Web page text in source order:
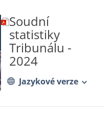
Soudní
statistiky
Tribunálu -
2024
(dokument
ve
formátu
PDF
se
otevře
na
nové
Jazykové verze